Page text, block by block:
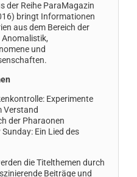
der Reihe ParaMagazin
bringt Informationen
aus dem Bereich der
Anomalistik,
und
Experimente
Verstand
der Pharaonen
Ein Lied des
die Titelthemen durch
Beiträge und